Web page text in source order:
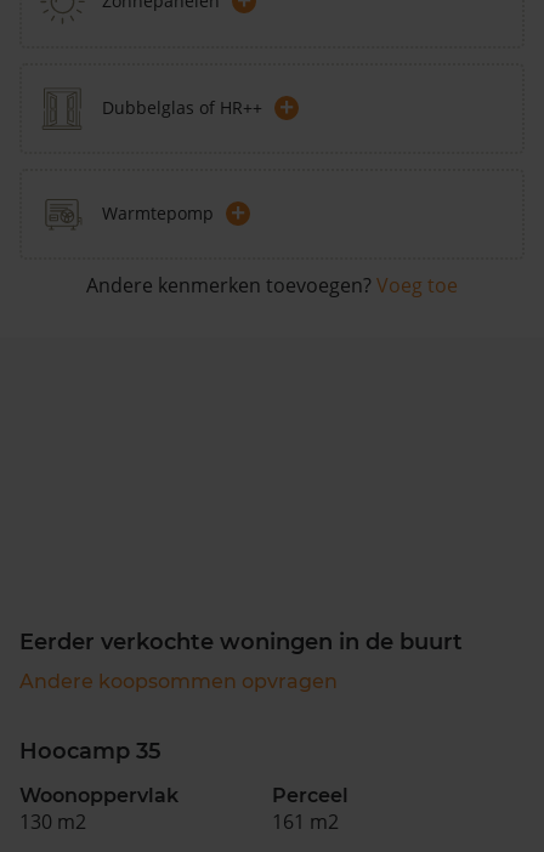
Dubbelglas of HR++ +
Warmtepomp +
Andere kenmerken toevoegen? Voeg toe
Eerder verkochte woningen in de buurt
Andere koopsommen opvragen
Hoocamp 35
Woonoppervlak
130 m2
Perceel
161 m2